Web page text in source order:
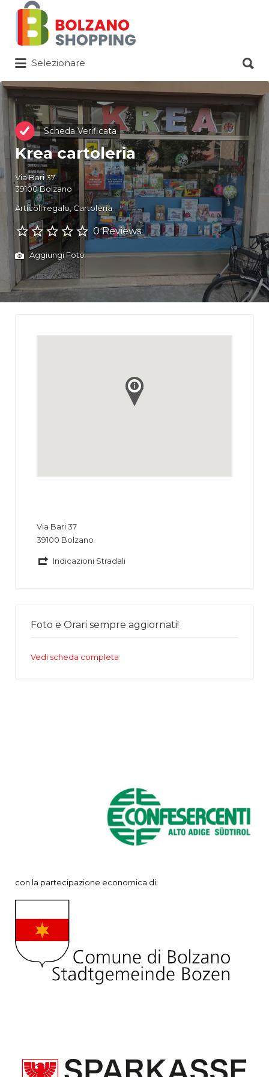
Cerca:
Selezionare
Scheda Verificata
Krea cartoleria
Via Bari 37
39100 Bolzano
Articoli regalo Cartoleria
0 Reviews
Aggiungi Foto
Via Bari 37
39100 Bolzano
Indicazioni Stradali
Foto e Orari sempre aggiornati!
Vedi scheda completa
con la partecipazione economica di: